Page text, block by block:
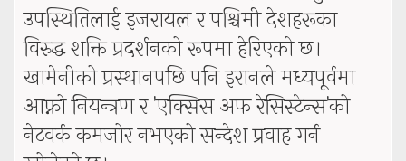
उपस्थितिलाई इजरायल र पश्चिमी देशहरूका
विरुद्ध शक्ति प्रदर्शनको रूपमा हेरिएको छ।
खामेनीको प्रस्थानपछि पनि इरानले मध्यपूर्वमा
आफ्नो नियन्त्रण र 'एक्सिस अफ रेसिस्टेन्स'को
नेटवर्क कमजोर नभएको सन्देश प्रवाह गर्न